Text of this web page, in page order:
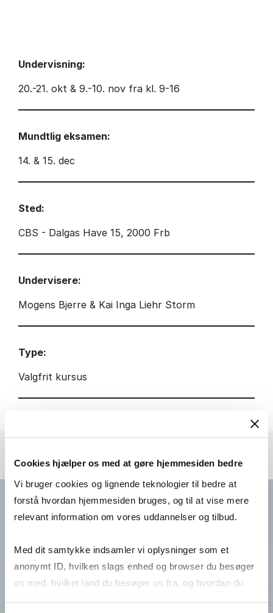
Cookies hjælper os med at gøre hjemmesiden bedre
Vi bruger cookies og lignende teknologier til bedre at
forstå hvordan hjemmesiden bruges, og til at vise mere
relevant information om vores uddannelser og tilbud.
Med dit samtykke indsamler vi oplysninger som et
anonymt ID, hvilken slags enhed og browser du besøger
os med, hvilket land du besøger os fra, og hvordan du
Undervisning:
20.-21. okt & 9.-10. nov fra kl. 9-16
Mundtlig eksamen:
14. & 15. dec
Sted:
CBS - Dalgas Have 15, 2000 Frb
Undervisere:
Mogens Bjerre & Kai Inga Liehr Storm
Type:
Valgfrit kursus